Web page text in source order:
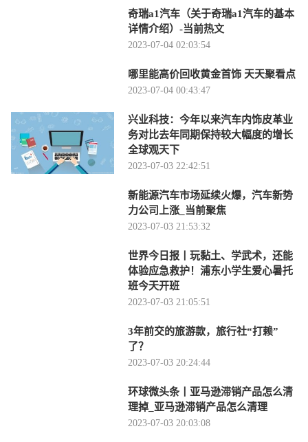
奇瑞a1汽车（关于奇瑞a1汽车的基本
详情介绍）-当前热文
2023-07-04 02:03:54
哪里能高价回收黄金首饰 天天聚看点
2023-07-04 00:43:47
兴业科技：今年以来汽车内饰皮革业
务对比去年同期保持较大幅度的增长
全球观天下
2023-07-03 22:42:51
新能源汽车市场延续火爆，汽车新势
力公司上涨_当前聚焦
2023-07-03 21:53:32
世界今日报丨玩黏土、学武术，还能
体验应急救护！浦东小学生爱心暑托
班今天开班
2023-07-03 21:05:51
3年前交的旅游款，旅行社“打赖”
了？
2023-07-03 20:24:44
环球微头条丨亚马逊滞销产品怎么清
理掉_亚马逊滞销产品怎么清理
2023-07-03 20:03:08